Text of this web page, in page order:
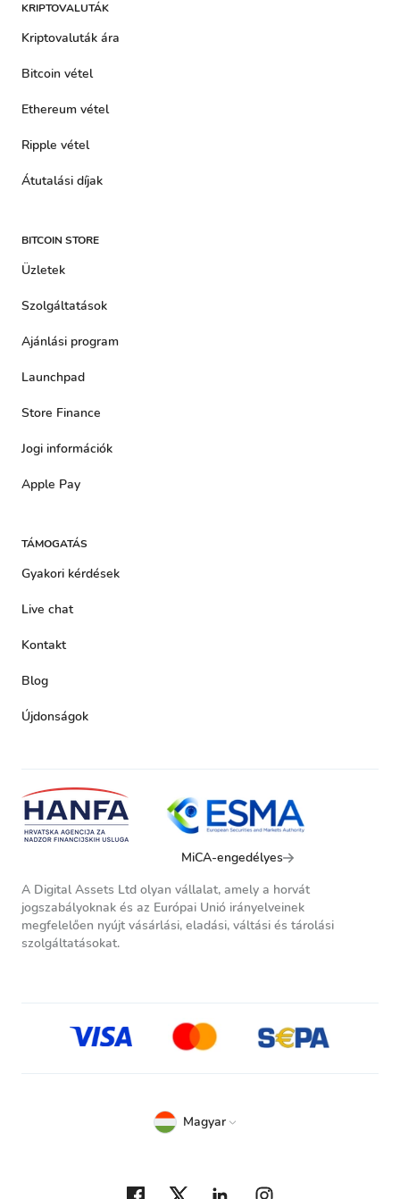
KRIPTOVALUTÁK
Kriptovaluták ára
Bitcoin vétel
Ethereum vétel
Ripple vétel
Átutalási díjak
BITCOIN STORE
Üzletek
Szolgáltatások
Ajánlási program
Launchpad
Store Finance
Jogi információk
Apple Pay
TÁMOGATÁS
Gyakori kérdések
Live chat
Kontakt
Blog
Újdonságok
MiCA-engedélyes
A Digital Assets Ltd olyan vállalat, amely a horvát
jogszabályoknak és az Európai Unió irányelveinek
megfelelően nyújt vásárlási, eladási, váltási és tárolási
szolgáltatásokat.
Magyar